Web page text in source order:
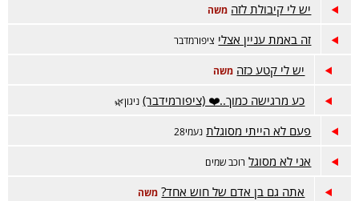
יש לי קיבולת לזה משה
זה באמת עניין אצלי ציפורמדבר
יש לי קטע כזה משה
כע מרגישה כמוך..❤️ (ציפורמידבר) ניגון🌿
פעם לא הייתי מסוגלת נעמי28
אני לא מסוגל רוכב שמים
אתה גם בן אדם של חוש אחד? משה